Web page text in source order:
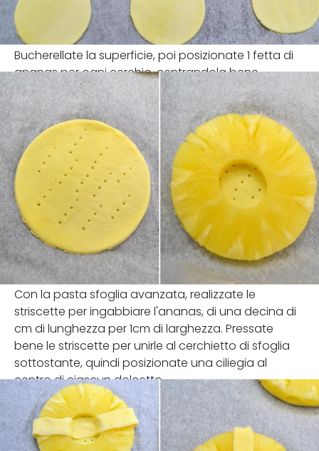
Bucherellate la superficie, poi posizionate 1 fetta di
ananas per ogni cerchio, centrandola bene.
Con la pasta sfoglia avanzata, realizzate le
striscette per ingabbiare l'ananas, di una decina di
cm di lunghezza per 1cm di larghezza. Pressate
bene le striscette per unirle al cerchietto di sfoglia
sottostante, quindi posizionate una ciliegia al
centro di ciascun dolcetto.